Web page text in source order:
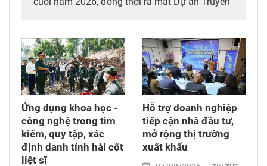
Ngày Văn hóa Việt Nam (24/11).
Ứng dụng khoa học -
công nghệ trong tìm
kiếm, quy tập, xác
định danh tính hài cốt
liệt sĩ
Hỗ trợ doanh nghiệp
tiếp cận nhà đầu tư,
mở rộng thị trường
xuất khẩu